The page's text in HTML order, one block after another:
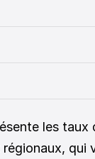
les
qui